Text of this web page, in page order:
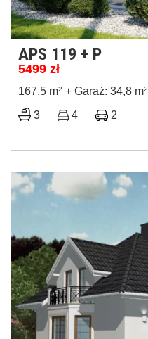
APS 119 + P
5499 zł
167,5 m2 + Garaż: 34,8 m2
3 4 2